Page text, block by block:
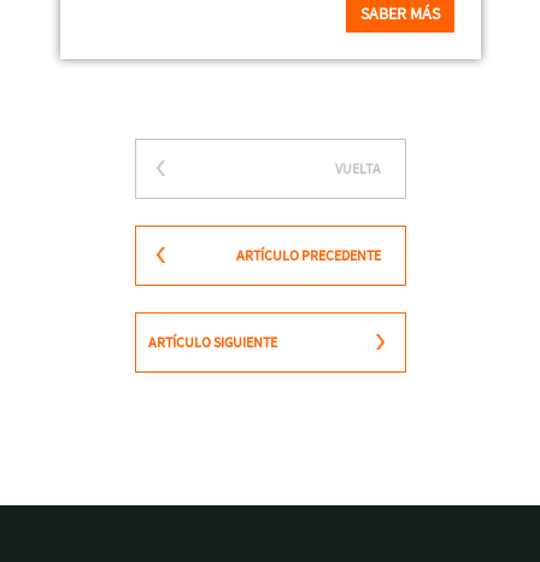
SABER MÁS
VUELTA
ARTÍCULO PRECEDENTE
ARTÍCULO SIGUIENTE